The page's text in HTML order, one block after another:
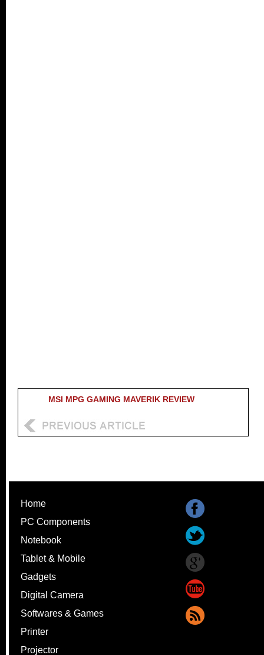
MSI MPG GAMING MAVERIK REVIEW
Home
PC Components
Notebook
Tablet & Mobile
Gadgets
Digital Camera
Softwares & Games
Printer
Projector